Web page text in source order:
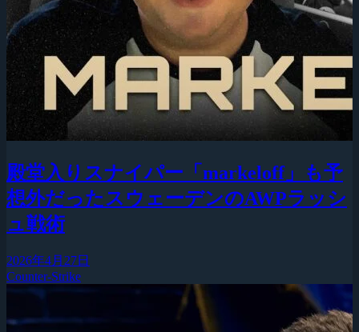
殿堂入りスナイパー「markeloff」も予
想外だったスウェーデンのAWPラッシ
ュ戦術
2026年4月27日
Counter-Strike